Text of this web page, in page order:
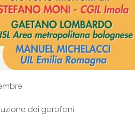
dei garofani